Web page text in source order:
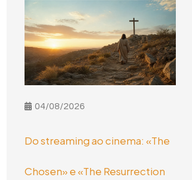
04/08/2026
Do streaming ao cinema: «The
Chosen» e «The Resurrection